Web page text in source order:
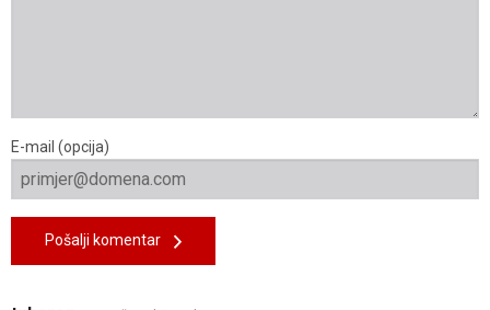
E-mail (opcija)
Pošalji komentar